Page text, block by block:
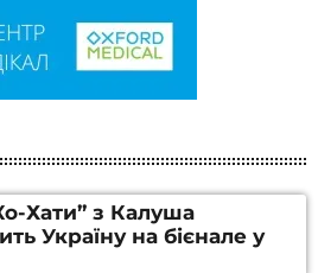
Хати” з Калуша
Україну на бієнале у